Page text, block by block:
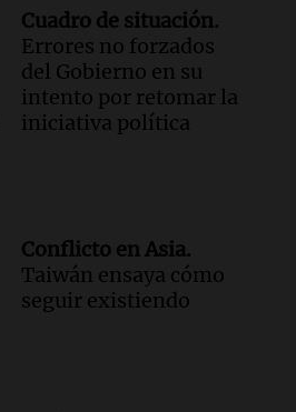
Cuadro de situación.
Errores no forzados
del Gobierno en su
intento por retomar la
iniciativa política
Conflicto en Asia.
Taiwán ensaya cómo
seguir existiendo